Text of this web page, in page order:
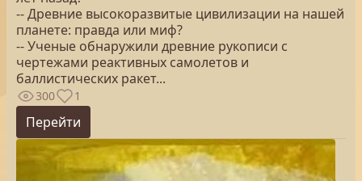
-- Древние высокоразвитые цивилизации на нашей
планете: правда или миф?
-- Ученые обнаружили древние рукописи с
чертежами реактивных самолетов и
баллистических ракет...
300 1
Перейти